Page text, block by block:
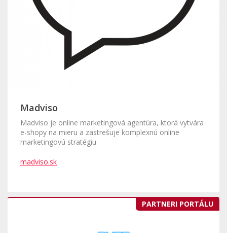
Madviso
Madviso je online marketingová agentúra, ktorá vytvára
e-shopy na mieru a zastrešuje komplexnú online
marketingovú stratégiu
madviso.sk
PARTNERI PORTÁLU